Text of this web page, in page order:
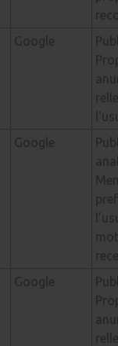
Google
Google
Google